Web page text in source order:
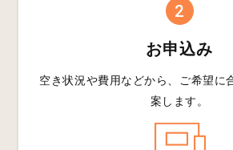
2
お申込み
空き状況や費用などから、 ご希望に
案します。